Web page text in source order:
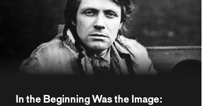
In the Beginning Was the Image: